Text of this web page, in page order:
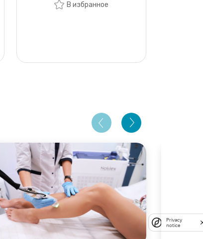
В избранное
Privacy
notice